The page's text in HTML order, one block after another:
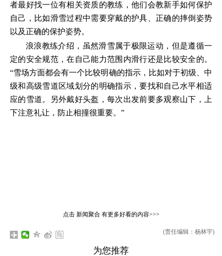
者最好找一位有相关资质的教练，他们会教新手如何保护
自己，比如滑雪过程中需要穿戴的护具、正确的摔倒姿势
以及正确的保护姿势。
浪浪教练介绍，虽然滑雪属于极限运动，但是遵循一
定的安全规范，在自己能力范围内滑行还是比较安全的。
“雪场方面都会有一个比较明确的指示，比如对于初级、中
级和高级雪道区域划分的明确指示，要找和自己水平相适
应的雪道。另外戴好头盔，每次出发前要多观察山下，上
下注意礼让，防止相撞很重要。”
点击 新闻聚合有更多好看的内容>>>
(责任编辑：杨林宇)
为您推荐